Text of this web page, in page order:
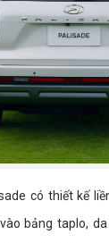
có thiết kế
bảng taplo,